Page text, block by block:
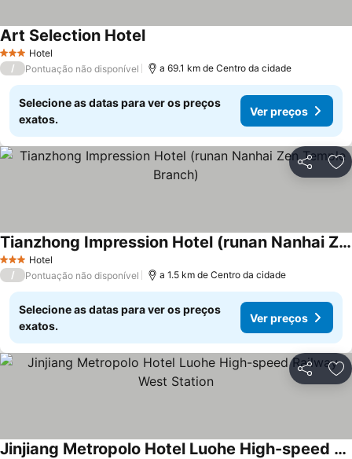
3 EstrelasHotel
Art Selection Hotel
/ Pontuação não disponível a 69.1 km de Centro da cidade
Selecione as datas para ver os preços
exatos.
Ver preços
Partilhar
3 EstrelasHotel
Tianzhong Impression Hotel (runan Nanhai Zen Temple Branch)
/ Pontuação não disponível a 1.5 km de Centro da cidade
Selecione as datas para ver os preços
exatos.
Ver preços
Partilhar
Jinjiang Metropolo Hotel Luohe High-speed Railway West Station